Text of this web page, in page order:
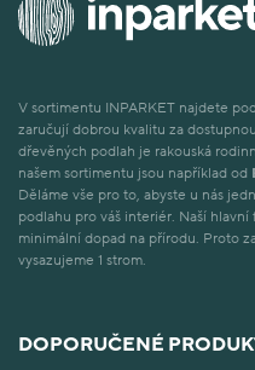
V sortimentu INPARKET najdete
zaručují dobrou kvalitu za
dřevěných podlah je rakouská
našem sortimentu jsou například od
Děláme vše pro to, abyste u nás
podlahu pro váš interiér. Naší
minimální dopad na přírodu. Proto
vysazujeme 1 strom.
DOPORUČENÉ